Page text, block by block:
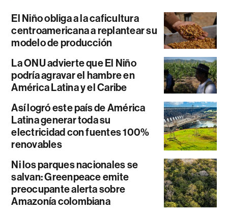
El Niño obliga a la caficultura
centroamericana a replantear su
modelo de producción
La ONU advierte que El Niño
podría agravar el hambre en
América Latina y el Caribe
Así logró este país de América
Latina generar toda su
electricidad con fuentes 100%
renovables
Ni los parques nacionales se
salvan: Greenpeace emite
preocupante alerta sobre
Amazonía colombiana